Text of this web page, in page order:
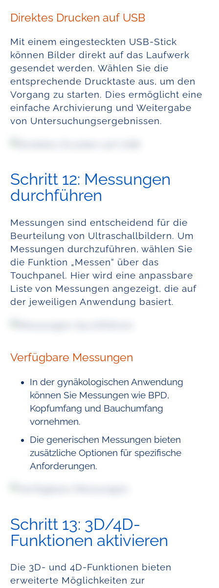
Direktes Drucken auf USB
Mit einem eingesteckten USB-Stick
können Bilder direkt auf das Laufwerk
gesendet werden. Wählen Sie die
entsprechende Drucktaste aus, um den
Vorgang zu starten. Dies ermöglicht eine
einfache Archivierung und Weitergabe
von Untersuchungsergebnissen.
Schritt 12: Messungen
durchführen
Messungen sind entscheidend für die
Beurteilung von Ultraschallbildern. Um
Messungen durchzuführen, wählen Sie
die Funktion „Messen“ über das
Touchpanel. Hier wird eine anpassbare
Liste von Messungen angezeigt, die auf
der jeweiligen Anwendung basiert.
Verfügbare Messungen
In der gynäkologischen Anwendung
können Sie Messungen wie BPD,
Kopfumfang und Bauchumfang
vornehmen.
Die generischen Messungen bieten
zusätzliche Optionen für spezifische
Anforderungen.
Schritt 13: 3D/4D-
Funktionen aktivieren
Die 3D- und 4D-Funktionen bieten
erweiterte Möglichkeiten zur